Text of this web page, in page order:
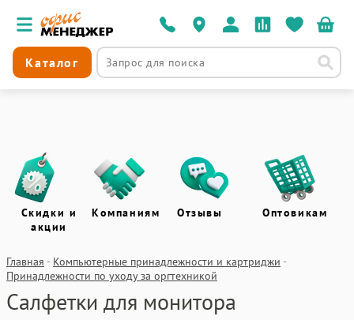
Каталог
Скидки и
акции
Компаниям Отзывы Оптовикам
Главная - Компьютерные принадлежности и картриджи -
Принадлежности по уходу за оргтехникой
Салфетки для монитора